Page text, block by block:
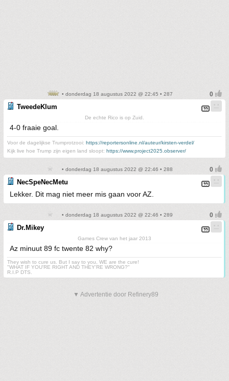
• donderdag 18 augustus 2022 @ 22:45 • 287
TweedeKlum
De echte Rico is op Zuid.
4-0 fraaie goal.
Voor de dagelijkse Trumprotzooi: https://reportersonline.nl/auteur/kirsten-verdel/
Kijk live hoe Trump zijn eigen land sloopt: https://www.project2025.observer/
• donderdag 18 augustus 2022 @ 22:46 • 288
NecSpeNecMetu
Lekker. Dit mag niet meer mis gaan voor AZ.
• donderdag 18 augustus 2022 @ 22:46 • 289
Dr.Mikey
Games Crew van het jaar 2013
Az minuut 89 fc twente 82 why?
They wish to cure us. But I say to you, WE are the cure!
"WHAT IF YOU'RE RIGHT AND THEY'RE WRONG?"
R.I.P DTS.
▼ Advertentie door Refinery89